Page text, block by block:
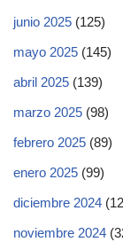
junio 2025 (125)
mayo 2025 (145)
abril 2025 (139)
marzo 2025 (98)
febrero 2025 (89)
enero 2025 (99)
diciembre 2024
noviembre 2024